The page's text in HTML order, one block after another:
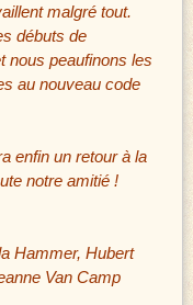
malgré tout.
débuts de
nous peaufinons les
au nouveau code
enfin un retour à la
notre amitié !
Hammer, Hubert
Van Camp